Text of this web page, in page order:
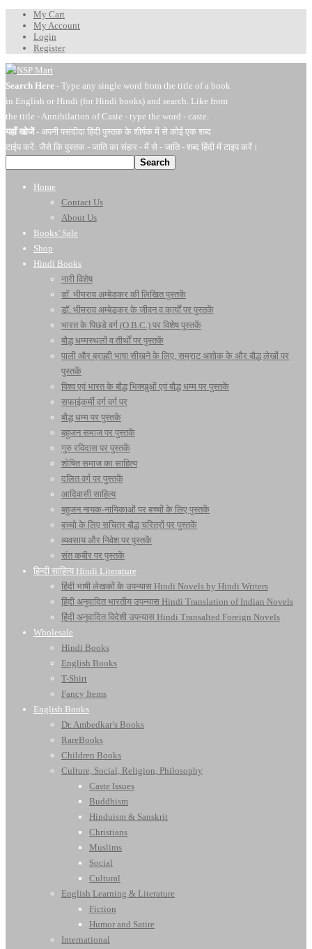
My Cart
My Account
Login
Register
Search Here - Type any single word from the title of a book
in English or Hindi (for Hindi books) and search. Like from
the title - Annihilation of Caste - type the word - caste.
यहाँ खोजें- अपनी पसंदीदा हिंदी पुस्तक के शीर्षक में से कोई एक शब्द
टाईप करें: जैसे कि पुस्तक - जाति का संहार - में से - जाति - शब्द हिंदी में टाइप करें।
Search
Home
Contact Us
About Us
Books’ Sale
Shop
Hindi Books
नारी विशेष
डॉ. भीमराव अम्बेडकर की लिखित पुस्तकें
डॉ. भीमराव अम्बेडकर के जीवन व कार्यों पर पुस्तकें
भारत के पिछड़े वर्ग (O.B.C.) पर विशेष पुस्तकें
बौद्ध धम्मस्थलों व तीर्थों पर पुस्तकें
पाली और ब्राह्मी भाषा सीखने के लिए, सम्राट अशोक के और बौद्ध लेखों पर
पुस्तकें
विश्व एवं भारत के बौद्ध भिक्खुओं एवं बौद्ध धम्म पर पुस्तकें
सफाईकर्मी वर्ग वर्ग पर
बौद्ध धम्म पर पुस्तकें
बहुजन समाज पर पुस्तकें
गुरु रविदास पर पुस्तकें
शोषित समाज का साहित्य
दलित वर्ग पर पुस्तकें
आदिवासी साहित्य
बहुजन नायक-नायिकाओं पर बच्चों के लिए पुस्तकें
बच्चो के लिए सचित्र बौद्ध चरित्रों पर पुस्तकें
व्यवसाय और निवेश पर पुस्तकें
संत कबीर पर पुस्तकें
हिन्दी साहित्य Hindi Literature
हिंदी भाषी लेखकों के उपन्यास Hindi Novels by Hindi Writers
हिंदी अनुवादित भारतीय उपन्यास Hindi Translation of Indian Novels
हिंदी अनुवादित विदेशी उपन्यास Hindi Transalted Foreign Novels
Wholesale
Hindi Books
English Books
T-Shirt
Fancy Items
English Books
Dr. Ambedkar’s Books
RareBooks
Children Books
Culture, Social, Religion, Philosophy
Caste Issues
Buddhism
Hinduism & Sanskrit
Christians
Muslims
Social
Cultural
English Learning & Literature
Fiction
Humor and Satire
International